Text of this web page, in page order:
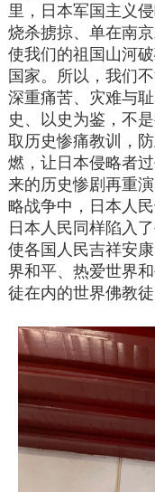
里，日本军国主义
烧杀掳掠、单在南
使我们的祖国山河
国家。所以，我们
深重痛苦、灾难与
史、以史为鉴，不
取历史惨痛教训，
燃，让日本侵略者
来的历史惨剧再重
略战争中，日本人
日本人民同样陷入
使各国人民吉祥安
界和平、热爱世界
徒在内的世界佛教